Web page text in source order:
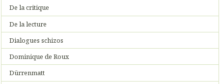
De la critique
De la lecture
Dialogues schizos
Dominique de Roux
Dürrenmatt